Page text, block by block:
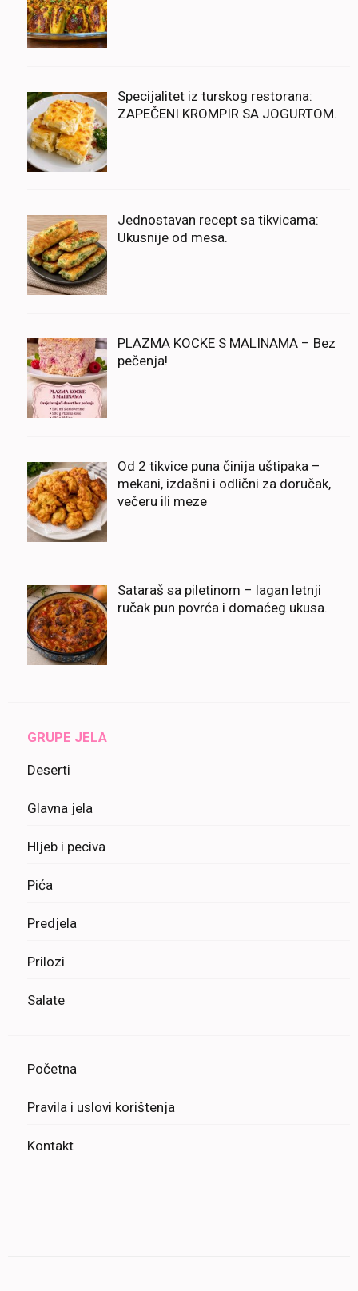
Specijalitet iz turskog restorana:
ZAPEČENI KROMPIR SA JOGURTOM.
Jednostavan recept sa tikvicama:
Ukusnije od mesa.
PLAZMA KOCKE S MALINAMA – Bez
pečenja!
Od 2 tikvice puna činija uštipaka –
mekani, izdašni i odlični za doručak,
večeru ili meze
Sataraš sa piletinom – lagan letnji
ručak pun povrća i domaćeg ukusa.
GRUPE JELA
Deserti
Glavna jela
Hljeb i peciva
Pića
Predjela
Prilozi
Salate
Početna
Pravila i uslovi korištenja
Kontakt